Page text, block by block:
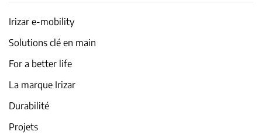
Irizar e-mobility
Solutions clé en main
For a better life
La marque Irizar
Durabilité
Projets